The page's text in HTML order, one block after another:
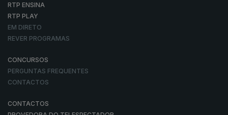
RTP ENSINA
RTP PLAY
EM DIRETO
REVER PROGRAMAS
CONCURSOS
PERGUNTAS FREQUENTES
CONTACTOS
CONTACTOS